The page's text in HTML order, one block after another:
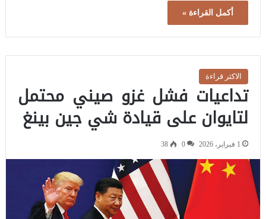
أكمل القراءة »
الاكثر قراءة
تداعيات فشل غزو صيني محتمل
لتايوان على قيادة شي جين بينغ
1 فبراير، 2026 0
38